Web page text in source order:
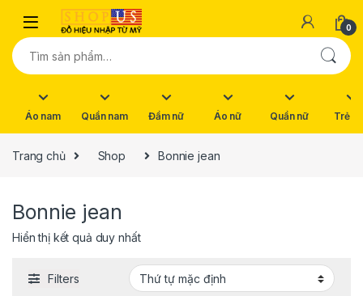
Skip to navigation
Skip to content
0
Tìm kiếm:
Áo nam Quần nam Đầm nữ Áo nữ Quần nữ Trẻ
Trang chủ Shop Bonnie jean
Bonnie jean
Hiển thị kết quả duy nhất
Filters